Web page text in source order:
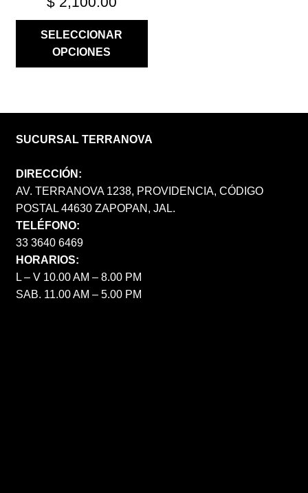
SELECCIONAR
OPCIONES
SUCURSAL TERRANOVA
DIRECCIÓN:
AV. TERRANOVA 1238, PROVIDENCIA, CÓDIGO
POSTAL 44630 ZAPOPAN, JAL.
TELÉFONO:
33 3640 6469
HORARIOS:
L – V 10.00 AM – 8.00 PM
SAB. 11.00 AM – 5.00 PM